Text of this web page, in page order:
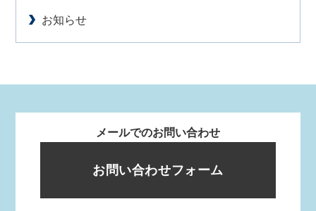
お知らせ
メールでのお問い合わせ
お問い合わせフォーム